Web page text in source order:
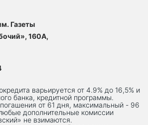
Газеты
160А,
варьируется от 4.9% до 16,5% и
банка, кредитной программы.
от 61 дня, максимальный - 96
дополнительные комиссии
не взимаются.